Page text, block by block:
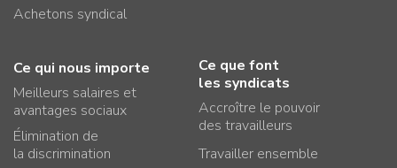
Achetons syndical
Ce qui nous importe
Meilleurs salaires et
avantages sociaux
Élimination de
la discrimination
Ce que font
les syndicats
Accroître le pouvoir
des travailleurs
Travailler ensemble